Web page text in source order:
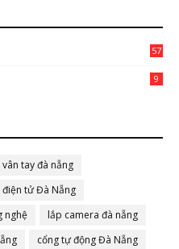
57
9
tay đà nẵng
điện tử Đà Nẵng
nghệ
lắp camera đà nẵng
cổng tự động Đà Nẵng